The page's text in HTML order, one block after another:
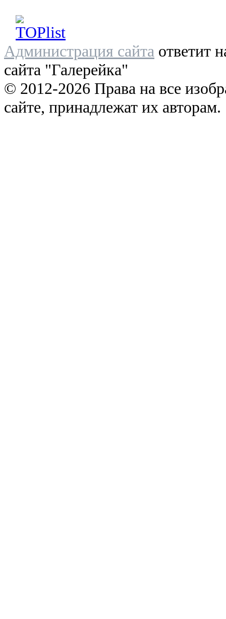
Администрация сайта ответит
сайта "Галерейка"
© 2012-2026 Права на все
сайте, принадлежат их авторам.